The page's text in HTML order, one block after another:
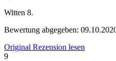
Witten 8.
Bewertung abgegeben:
Original Rezension lesen
9